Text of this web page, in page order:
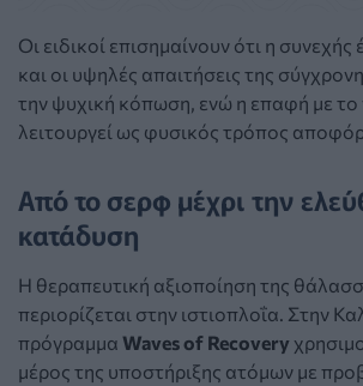
Οι ειδικοί επισημαίνουν ότι η
και οι υψηλές απαιτήσεις της
την ψυχική κόπωση, ενώ η επαφή με το
λειτουργεί ως φυσικός τρόπος
Από το σερφ μέχρι την
κατάδυση
Η θεραπευτική αξιοποίηση της
περιορίζεται στην ιστιοπλοΐα. Στην
πρόγραμμα Waves of Recovery
μέρος της υποστήριξης ατόμων με